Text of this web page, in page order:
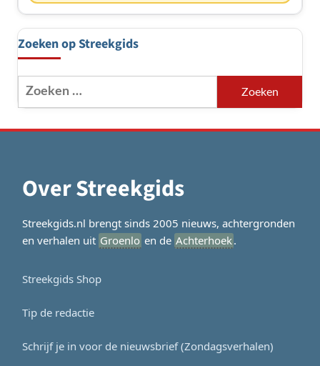
Zoeken op Streekgids
Zoeken
naar:
Over Streekgids
Streekgids.nl brengt sinds 2005 nieuws, achtergronden
en verhalen uit Groenlo en de Achterhoek.
Streekgids Shop
Tip de redactie
Schrijf je in voor de nieuwsbrief (Zondagsverhalen)